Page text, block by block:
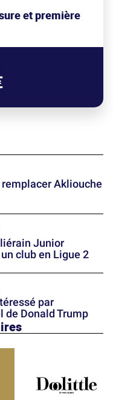
et première
Akliouche
Junior
club en Ligue 2
par
Donald Trump